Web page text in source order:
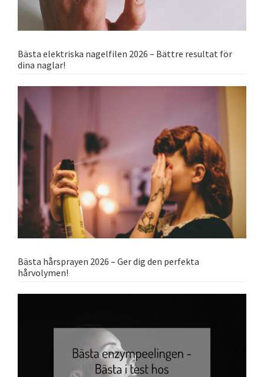
Bästa elektriska nagelfilen 2026 – Bättre resultat för
dina naglar!
Bästa hårsprayen 2026 – Ger dig den perfekta
hårvolymen!